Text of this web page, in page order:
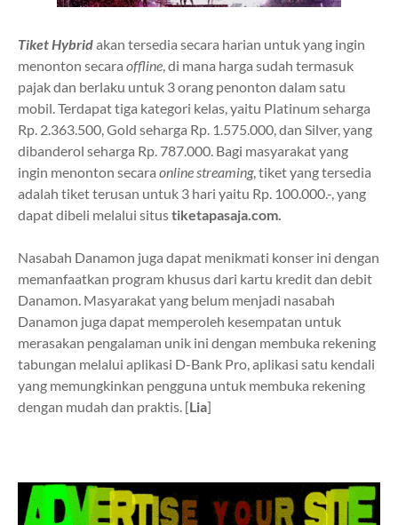
Tiket Hybridakan tersedia secara harian untuk yang ingin
menonton secara offline,di mana harga sudah termasuk
pajak dan berlaku untuk 3 orang penonton dalam satu
mobil. Terdapat tiga kategori kelas, yaitu Platinum seharga
Rp. 2.363.500, Gold seharga Rp. 1.575.000, dan Silver, yang
dibanderol seharga Rp. 787.000. Bagi masyarakat yang
ingin menonton secara online streaming, tiket yang tersedia
adalah tiket terusan untuk 3 hari yaitu Rp. 100.000.-, yang
dapat dibeli melalui situstiketapasaja.com.
Nasabah Danamon juga dapat menikmati konser ini dengan
memanfaatkan program khusus dari kartu kredit dan debit
Danamon. Masyarakat yang belum menjadi nasabah
Danamon juga dapat memperoleh kesempatan untuk
merasakan pengalaman unik ini dengan membuka rekening
tabungan melalui aplikasi D-Bank Pro, aplikasi satu kendali
yang memungkinkan pengguna untuk membuka rekening
dengan mudah dan praktis. [Lia]